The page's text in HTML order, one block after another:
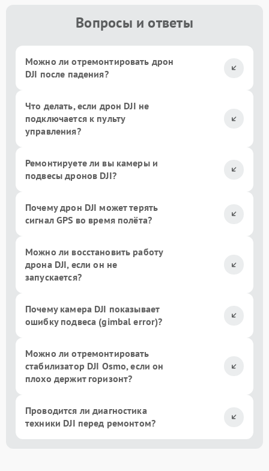
Вопросы и ответы
Можно ли отремонтировать дрон
DJI после падения?
Что делать, если дрон DJI не
подключается к пульту
управления?
Ремонтируете ли вы камеры и
подвесы дронов DJI?
Почему дрон DJI может терять
сигнал GPS во время полёта?
Можно ли восстановить работу
дрона DJI, если он не
запускается?
Почему камера DJI показывает
ошибку подвеса (gimbal error)?
Можно ли отремонтировать
стабилизатор DJI Osmo, если он
плохо держит горизонт?
Проводится ли диагностика
техники DJI перед ремонтом?